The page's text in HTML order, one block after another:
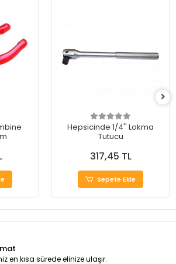
Hepsicinde 1/4'' Lokma
Tutucu
317,45 TL
Sepete Ekle
en kısa sürede elinize ulaşır.